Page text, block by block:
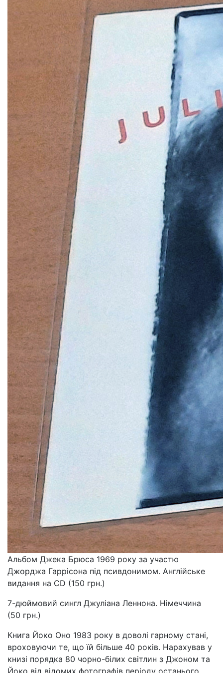
Альбом Джека Брюса 1969 року за участю
Джорджа Гаррісона під псивдонимом. Англійське
видання на CD (150 грн.)
7-дюймовий сингл Джуліана Леннона. Німеччина
(50 грн.)
Книга Йоко Оно 1983 року в доволі гарному стані,
вроховуючи те, що їй більше 40 років. Нарахував у
книзі порядка 80 чорно-білих світлин з Джоном та
Йоко від відомих фотографів періоду останього